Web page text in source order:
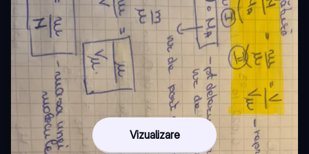
Vizualizare